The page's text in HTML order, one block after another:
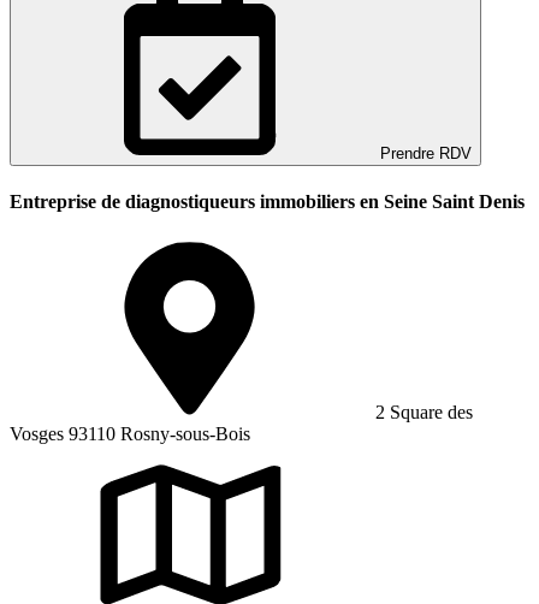
Prendre RDV
Entreprise de diagnostiqueurs immobiliers en Seine Saint Denis
2 Square des
Vosges 93110 Rosny-sous-Bois